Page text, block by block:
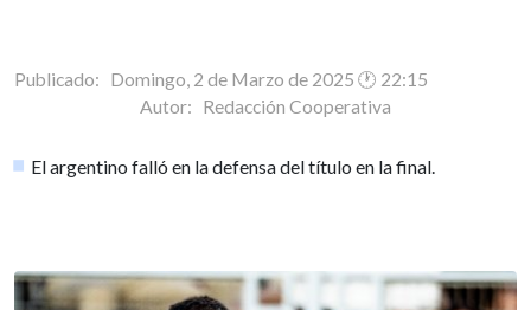
Publicado: Domingo, 2 de Marzo de 2025 🕐 22:15
Autor: Redacción Cooperativa
El argentino falló en la defensa del título en la final.